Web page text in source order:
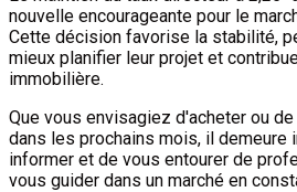
nouvelle encourageante pour le
Cette décision favorise la stabilité,
mieux planifier leur projet et
immobilière.
Que vous envisagiez d'acheter ou
dans les prochains mois, il demeure
informer et de vous entourer de
vous guider dans un marché en